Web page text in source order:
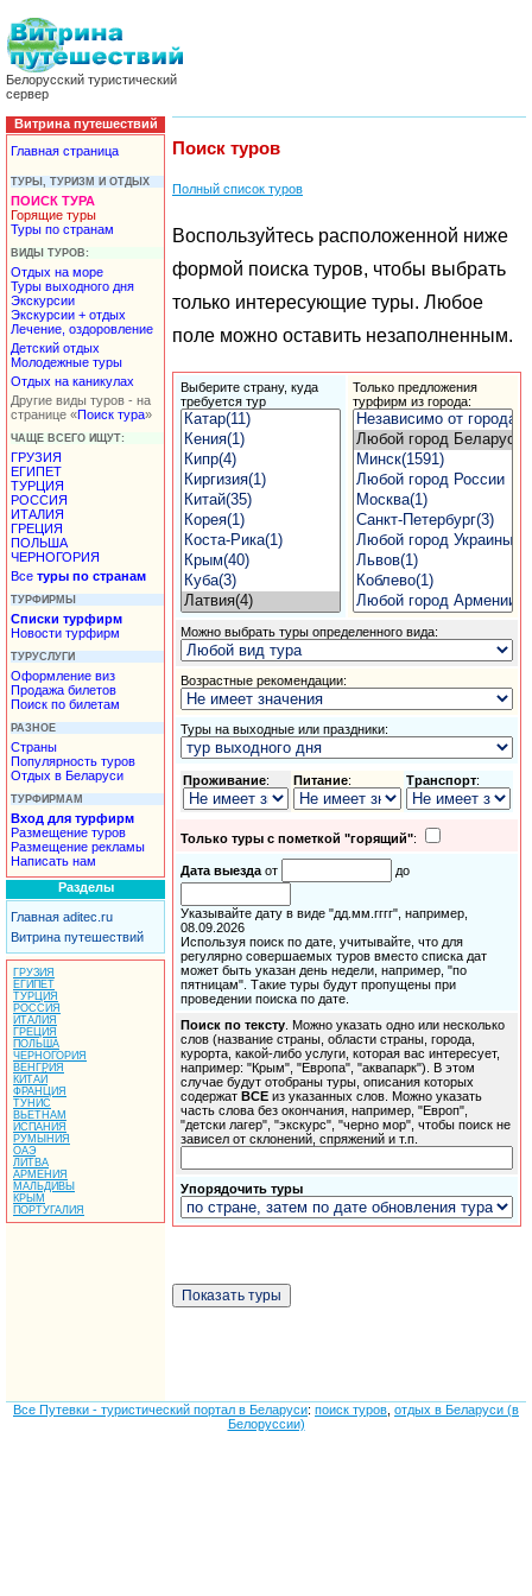
Белорусский туристический
сервер
Витрина путешествий
Главная страница
ТУРЫ, ТУРИЗМ И ОТДЫХ
ПОИСК ТУРА
Горящие туры
Туры по странам
ВИДЫ ТУРОВ:
Отдых на море
Туры выходного дня
Экскурсии
Экскурсии + отдых
Лечение, оздоровление
Детский отдых
Молодежные туры
Отдых на каникулах
Другие виды туров - на
странице «Поиск тура»
ЧАЩЕ ВСЕГО ИЩУТ:
ГРУЗИЯ
ЕГИПЕТ
ТУРЦИЯ
РОССИЯ
ИТАЛИЯ
ГРЕЦИЯ
ПОЛЬША
ЧЕРНОГОРИЯ
Все туры по странам
ТУРФИРМЫ
Списки турфирм
Новости турфирм
ТУРУСЛУГИ
Оформление виз
Продажа билетов
Поиск по билетам
РАЗНОЕ
Страны
Популярность туров
Отдых в Беларуси
ТУРФИРМАМ
Вход для турфирм
Размещение туров
Размещение рекламы
Написать нам
Разделы
Главная aditec.ru
Витрина путешествий
ГРУЗИЯ
ЕГИПЕТ
ТУРЦИЯ
РОССИЯ
ИТАЛИЯ
ГРЕЦИЯ
ПОЛЬША
ЧЕРНОГОРИЯ
ВЕНГРИЯ
КИТАЙ
ФРАНЦИЯ
ТУНИС
ВЬЕТНАМ
ИСПАНИЯ
РУМЫНИЯ
ОАЭ
ЛИТВА
АРМЕНИЯ
МАЛЬДИВЫ
КРЫМ
ПОРТУГАЛИЯ
Поиск туров
Полный список туров
Воспользуйтесь расположенной ниже
формой поиска туров, чтобы выбрать
только интересующие туры. Любое
поле можно оставить незаполненным.
Выберите страну, куда
требуется тур
Только предложения
турфирм из города:
Можно выбрать туры определенного вида:
Возрастные рекомендации:
Туры на выходные или праздники:
Проживание: Питание: Транспорт:
Только туры с пометкой "горящий":
Дата выезда от до
Указывайте дату в виде "дд.мм.гггг", например,
08.09.2026
Используя поиск по дате, учитывайте, что для
регулярно совершаемых туров вместо списка дат
может быть указан день недели, например, "по
пятницам". Такие туры будут пропущены при
проведении поиска по дате.
Поиск по тексту . Можно указать одно или несколько
слов (название страны, области страны, города,
курорта, какой-либо услуги, которая вас интересует,
например: "Крым", "Европа", "аквапарк"). В этом
случае будут отобраны туры, описания которых
содержат ВСЕ из указанных слов. Можно указать
часть слова без окончания, например, "Европ",
"детски лагер", "экскурс", "черно мор", чтобы поиск не
зависел от склонений, спряжений и т.п.
Упорядочить туры
Все Путевки - туристический портал в Беларуси: поиск туров отдых в Беларуси (в
Белоруссии)